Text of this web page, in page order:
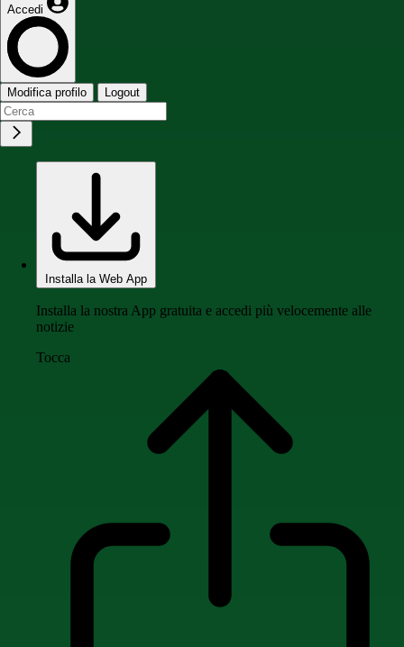
Accedi
Modifica profilo Logout
Installa la Web App
Installa la nostra App gratuita e accedi più velocemente alle
notizie
Tocca